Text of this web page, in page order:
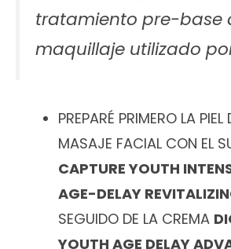
tratamiento pre-base
maquillaje utilizado
PREPARÉ PRIMERO LA
MASAJE FACIAL CON EL
CAPTURE YOUTH
AGE-DELAY
SEGUIDO DE LA CREMA
YOUTH AGE DELAY